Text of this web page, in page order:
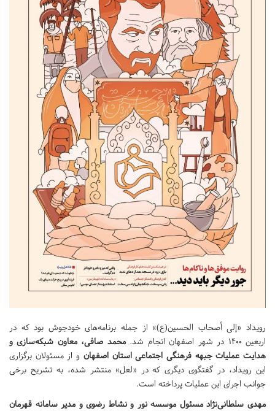
رویداد «إلی أصحاب الحسین(ع)» از جمله برنامه‌های خودجوش بود که در
اربعین 1400 در شهر اصفهان انجام شد.
محمد صافی، معاون شبکه‌سازی و
هدایت عملیات جبهه فرهنگی اجتماعی استان اصفهان و از مسئولان برگزاری
این رویداد، در گفتگوی دیگری که در «لعل» منتشر شده، به تشریح برخی
جوانب اجرای این عملیات پرداخته است.
مهدی سلطانی‌نژاد مسئول موسسه نور و نشاط رضوی و مدیر سامانه قهرمان